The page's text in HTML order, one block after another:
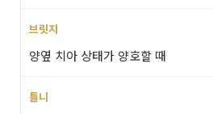
양옆 치아 상태가 양호할 때